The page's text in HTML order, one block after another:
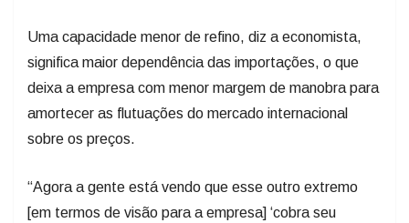
Uma capacidade menor de refino, diz a economista,
significa maior dependência das importações, o que
deixa a empresa com menor margem de manobra para
amortecer as flutuações do mercado internacional
sobre os preços.
“Agora a gente está vendo que esse outro extremo
[em termos de visão para a empresa] ‘cobra seu